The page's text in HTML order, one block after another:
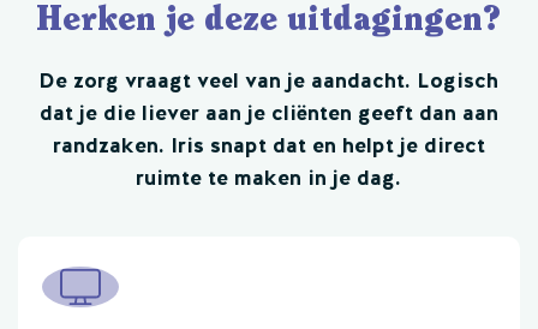
Herken je deze uitdagingen?
De zorg vraagt veel van je aandacht. Logisch
dat je die liever aan je cliënten geeft dan aan
randzaken. Iris snapt dat en helpt je direct
ruimte te maken in je dag.